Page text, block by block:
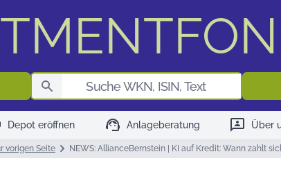
Depot eröffnen support_agent Anlageberatung 3p Über
vorigen Seite NEWS: AllianceBernstein | KI auf Kredit: Wann zahlt